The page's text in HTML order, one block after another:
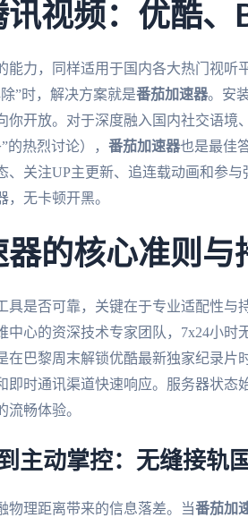
讯视频：优酷
能力，同样适用于国内各大热门视听
”时，解决方案就是番茄加速器。安
你开放。对于深度融入国内社交语境
的热烈讨论）， 番茄加速器也是最佳
、关注UP主更新、追连载动画和参
，无卡顿开黑。
器的核心准则与
具是否可靠，关键在于专业适配性与
中心的资深技术专家团队，7x24小
在巴黎周末解锁优酷最新独家纪录片
即时通讯渠道快速响应。服务器状态
流畅体验。
主动掌控：无缝接轨
物理距离带来的信息落差。当番茄加